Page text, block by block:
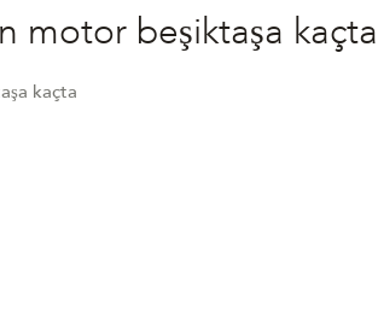
motor beşiktaşa kaçta
kaçta